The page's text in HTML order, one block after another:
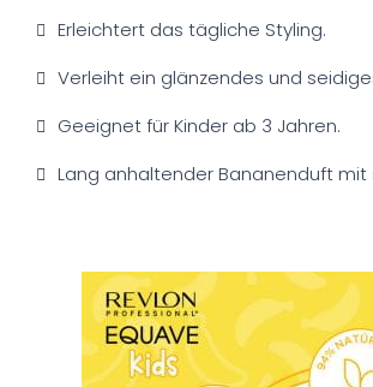
Erleichtert das tägliche Styling.
Verleiht ein glänzendes und
Geeignet für Kinder ab 3 Jahren.
Lang anhaltender Bananenduft